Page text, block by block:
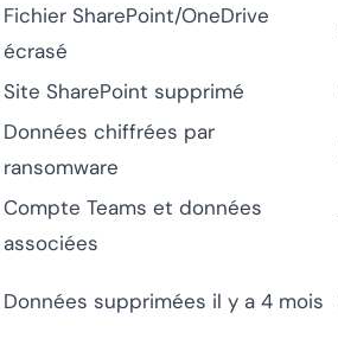
Fichier SharePoint/OneDrive
écrasé
Site SharePoint supprimé
Données chiffrées par
ransomware
Compte Teams et données
associées
Données supprimées il y a 4 mois